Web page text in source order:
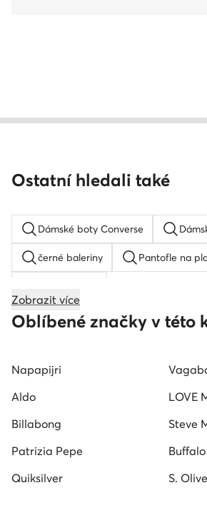
Ostatní hledali také
Dámské boty Converse
černé baleriny Pantofle na
Červené tenisky Černé tenisky
Zobrazit více
Oblíbené značky v této
Napapijri
Aldo
LOVE
Billabong
Steve
Patrizia Pepe
Buffalo
Quiksilver
S.